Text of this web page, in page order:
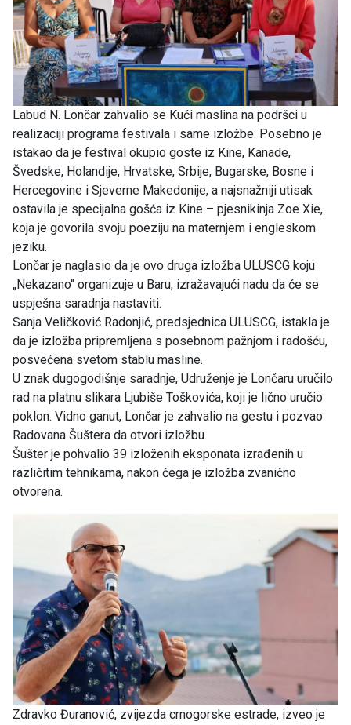
Labud N. Lončar zahvalio se Kući maslina na podršci u
realizaciji programa festivala i same izložbe. Posebno je
istakao da je festival okupio goste iz Kine, Kanade,
Švedske, Holandije, Hrvatske, Srbije, Bugarske, Bosne i
Hercegovine i Sjeverne Makedonije, a najsnažniji utisak
ostavila je specijalna gošća iz Kine – pjesnikinja Zoe Xie,
koja je govorila svoju poeziju na maternjem i engleskom
jeziku.
Lončar je naglasio da je ovo druga izložba ULUSCG koju
„Nekazano“ organizuje u Baru, izražavajući nadu da će se
uspješna saradnja nastaviti.
Sanja Veličković Radonjić, predsjednica ULUSCG, istakla je
da je izložba pripremljena s posebnom pažnjom i radošću,
posvećena svetom stablu masline.
U znak dugogodišnje saradnje, Udruženje je Lončaru uručilo
rad na platnu slikara Ljubiše Toškovića, koji je lično uručio
poklon. Vidno ganut, Lončar je zahvalio na gestu i pozvao
Radovana Šuštera da otvori izložbu.
Šušter je pohvalio 39 izloženih eksponata izrađenih u
različitim tehnikama, nakon čega je izložba zvanično
otvorena.
Zdravko Đuranović, zvijezda crnogorske estrade, izveo je